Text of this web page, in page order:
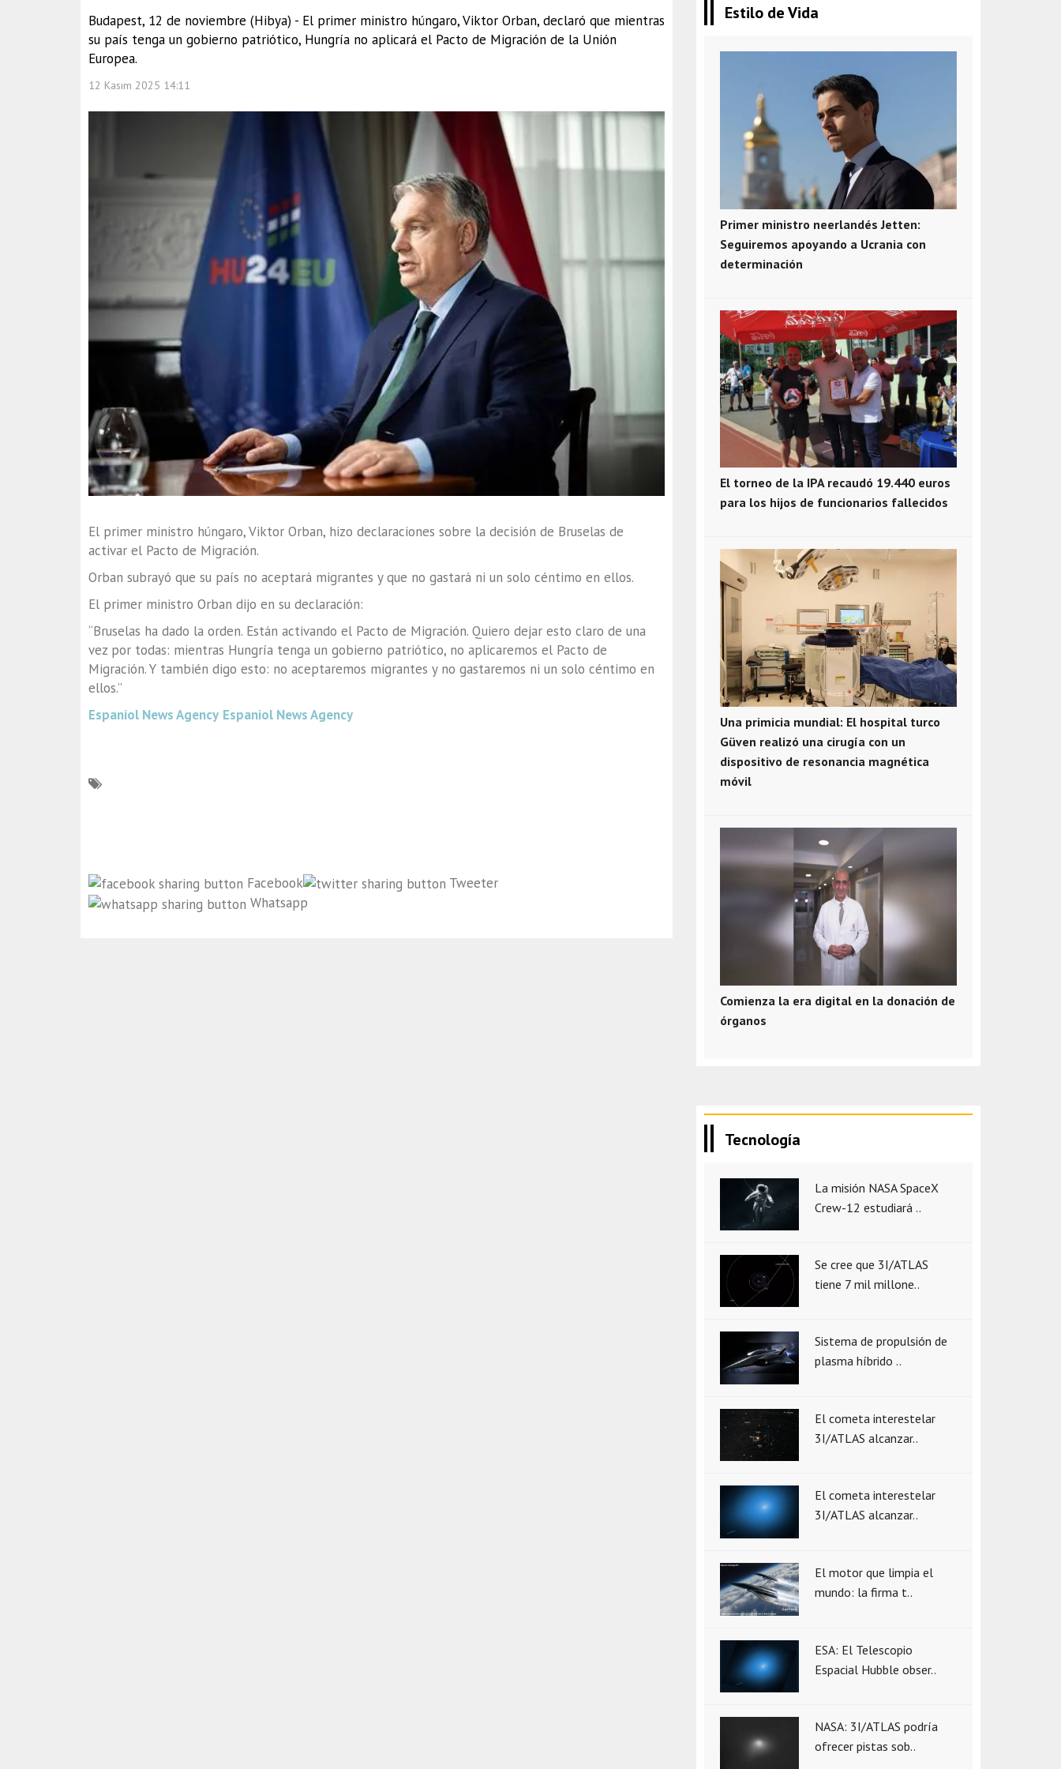
Budapest, 12 de noviembre (Hibya) - El primer ministro húngaro, Viktor Orban, declaró que mientras
su país tenga un gobierno patriótico, Hungría no aplicará el Pacto de Migración de la Unión
Europea.
12 Kasım 2025 14:11
El primer ministro húngaro, Viktor Orban, hizo declaraciones sobre la decisión de Bruselas de
activar el Pacto de Migración.
Orban subrayó que su país no aceptará migrantes y que no gastará ni un solo céntimo en ellos.
El primer ministro Orban dijo en su declaración:
“Bruselas ha dado la orden. Están activando el Pacto de Migración. Quiero dejar esto claro de una
vez por todas: mientras Hungría tenga un gobierno patriótico, no aplicaremos el Pacto de
Migración. Y también digo esto: no aceptaremos migrantes y no gastaremos ni un solo céntimo en
ellos.”
Espaniol News Agency Espaniol News Agency
Facebook
Tweeter
Whatsapp
Estilo de Vida
Primer ministro neerlandés Jetten:
Seguiremos apoyando a Ucrania con
determinación
El torneo de la IPA recaudó 19.440 euros
para los hijos de funcionarios fallecidos
Una primicia mundial: El hospital turco
Güven realizó una cirugía con un
dispositivo de resonancia magnética
móvil
Comienza la era digital en la donación de
órganos
Tecnología
La misión NASA SpaceX
Crew-12 estudiará ..
Se cree que 3I/ATLAS
tiene 7 mil millone..
Sistema de propulsión de
plasma híbrido ..
El cometa interestelar
3I/ATLAS alcanzar..
El cometa interestelar
3I/ATLAS alcanzar..
El motor que limpia el
mundo: la firma t..
ESA: El Telescopio
Espacial Hubble obser..
NASA: 3I/ATLAS podría
ofrecer pistas sob..